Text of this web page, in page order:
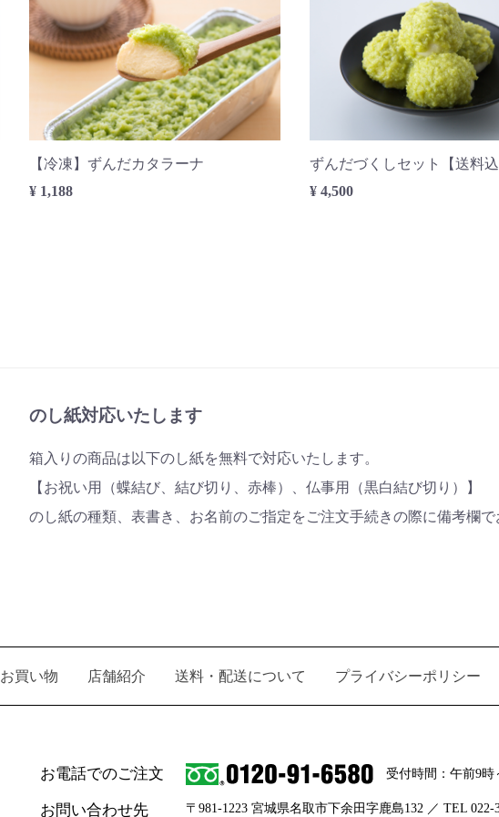
【冷凍】ずんだカタラーナ
¥ 1,188
ずんだづくしセット【送料
¥ 4,500
のし紙対応いたします
箱入りの商品は以下のし紙を無料で対応いたします。
【お祝い用（蝶結び、結び切り、赤棒）、仏事用（黒白結び切り）】
のし紙の種類、表書き、お名前のご指定をご注文手続きの際に備考欄
お買い物 店舗紹介 送料・配送について プライバシーポリシー
お電話でのご注文 受付時間：午前9時
お問い合わせ先 〒981-1223 宮城県名取市下余田字鹿島132 ／ TEL 022-